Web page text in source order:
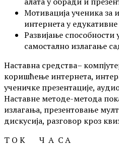
Мотивација ученика
интернета у
Развијање способности
самостално излагање
Наставна средства–
коришћење интернета,
ученичке презентације,
Наставне методе-метода
излагања, презентовање
дискусија, разговор кроз
Т О К Ч А С А